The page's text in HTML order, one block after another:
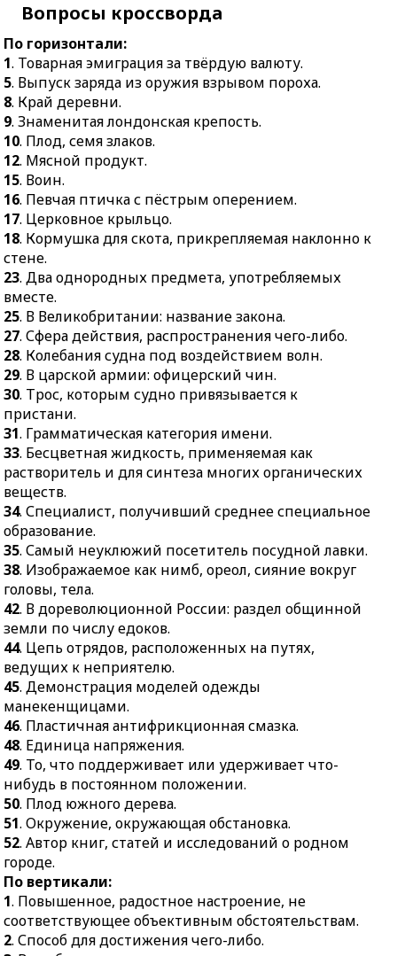
Колебания судна под
воздействием волн.
29.В царской армии:
офицерский чин.
30.Трос, которым судно
привязывается к
пристани.
31.Грамматическая
категория имени.
33.Бесцветная
жидкость, применяемая
как растворитель и для
синтеза многих
органических веществ.
34.Специалист,
получивший среднее
специальное
образование.
35.Самый неуклюжий
посетитель посудной
лавки.
38.Изображаемое как
нимб, ореол, сияние
вокруг головы, тела.
42.В дореволюционной
России: раздел
общинной земли по
числу едоков.
44.Цепь отрядов,
расположенных на
путях, ведущих к
неприятелю.
45.Демонстрация
моделей одежды
манекенщицами.
46.Пластичная
антифрикционная
смазка.
48.Единица
напряжения.
49.То, что
поддерживает или
удерживает что-нибудь
в постоянном
9.Почётное звание за
происхождение.
11.Ветвь мира в клюве
знаменитого голубя
Пикассо.
темперамент.
помещение над
конюшней или хлевом
для хранения сухой
20.Языческий божок,
идол, статуя.
21.Комната для занятий,
работы.
освобождение в
буддизме.
Плоды стручкового
красного перца.
душнила эпохи
классицизма.
ножках, служащий
чугуна.
27.
из четырёх дуэтов.
31.Экзотический фрукт.
элемент, металл.
35.В музыке: вторая
36.Нарушение
целостности проводов.
нибудь с целью
внесения коренных
изменений.
Вопросы кроссворда
По горизонтали:
1. Товарная эмиграция за твёрдую валюту.
5. Выпуск заряда из оружия взрывом пороха.
8. Край деревни.
9. Знаменитая лондонская крепость.
10. Плод, семя злаков.
12. Мясной продукт.
15. Воин.
16. Певчая птичка с пёстрым оперением.
17. Церковное крыльцо.
18. Кормушка для скота, прикрепляемая наклонно к
стене.
23. Два однородных предмета, употребляемых
вместе.
25. В Великобритании: название закона.
27. Сфера действия, распространения чего-либо.
28. Колебания судна под воздействием волн.
29. В царской армии: офицерский чин.
30. Трос, которым судно привязывается к
пристани.
31. Грамматическая категория имени.
33. Бесцветная жидкость, применяемая как
растворитель и для синтеза многих органических
веществ.
34. Специалист, получивший среднее специальное
образование.
35. Самый неуклюжий посетитель посудной лавки.
38. Изображаемое как нимб, ореол, сияние вокруг
головы, тела.
42. В дореволюционной России: раздел общинной
земли по числу едоков.
44. Цепь отрядов, расположенных на путях,
ведущих к неприятелю.
45. Демонстрация моделей одежды
манекенщицами.
46. Пластичная антифрикционная смазка.
48. Единица напряжения.
49. То, что поддерживает или удерживает что-
нибудь в постоянном положении.
50. Плод южного дерева.
51. Окружение, окружающая обстановка.
52. Автор книг, статей и исследований о родном
городе.
По вертикали:
1. Повышенное, радостное настроение, не
соответствующее объективным обстоятельствам.
2. Способ для достижения чего-либо.